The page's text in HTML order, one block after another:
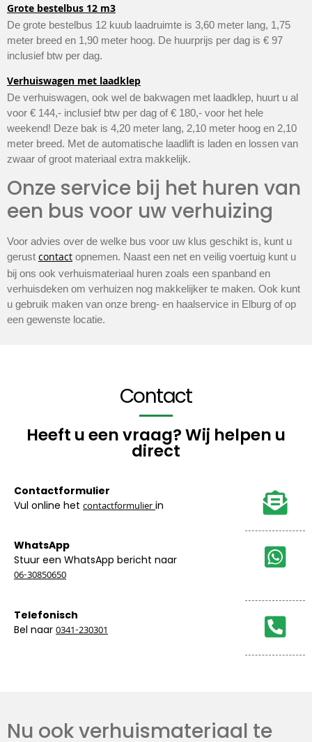
Grote bestelbus 12 m3
De grote bestelbus 12 kuub laadruimte is 3,60 meter lang, 1,75
meter breed en 1,90 meter hoog. De huurprijs per dag is € 97
inclusief btw per dag.
Verhuiswagen met laadklep
De verhuiswagen, ook wel de bakwagen met laadklep, huurt u al
voor € 144,- inclusief btw per dag of € 180,- voor het hele
weekend! Deze bak is 4,20 meter lang, 2,10 meter hoog en 2,10
meter breed. Met de automatische laadlift is laden en lossen van
zwaar of groot materiaal extra makkelijk.
Onze service bij het huren van
een bus voor uw verhuizing
Voor advies over de welke bus voor uw klus geschikt is, kunt u
gerust contact opnemen. Naast een net en veilig voertuig kunt u
bij ons ook verhuismateriaal huren zoals een spanband en
verhuisdeken om verhuizen nog makkelijker te maken. Ook kunt
u gebruik maken van onze breng- en haalservice in Elburg of op
een gewenste locatie.
Contact
Heeft u een vraag? Wij helpen u
direct
Contactformulier
Vul online het contactformulier in
WhatsApp
Stuur een WhatsApp bericht naar
06-30850650
Telefonisch
Bel naar 0341-230301
Nu ook verhuismateriaal te